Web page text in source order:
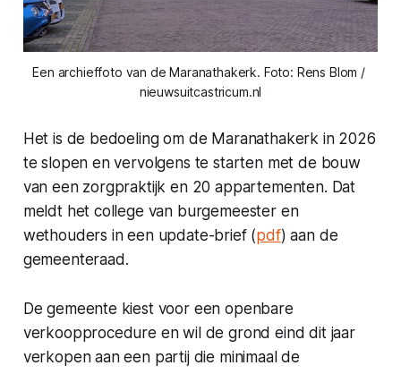
Een archieffoto van de Maranathakerk. Foto: Rens Blom /
nieuwsuitcastricum.nl
Het is de bedoeling om de Maranathakerk in 2026
te slopen en vervolgens te starten met de bouw
van een zorgpraktijk en 20 appartementen. Dat
meldt het college van burgemeester en
wethouders in een update-brief (pdf) aan de
gemeenteraad.
De gemeente kiest voor een openbare
verkoopprocedure en wil de grond eind dit jaar
verkopen aan een partij die minimaal de